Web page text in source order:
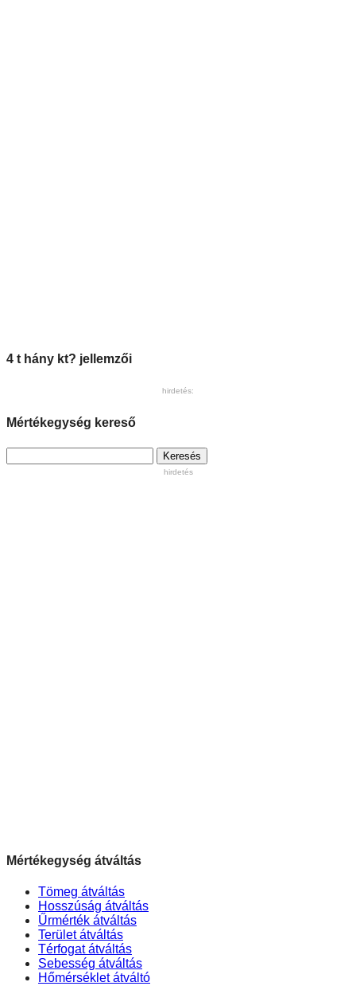
4 t hány kt? jellemzői
hirdetés:
Mértékegység kereső
hirdetés
Mértékegység átváltás
Tömeg átváltás
Hosszúság átváltás
Űrmérték átváltás
Terület átváltás
Térfogat átváltás
Sebesség átváltás
Hőmérséklet átváltó